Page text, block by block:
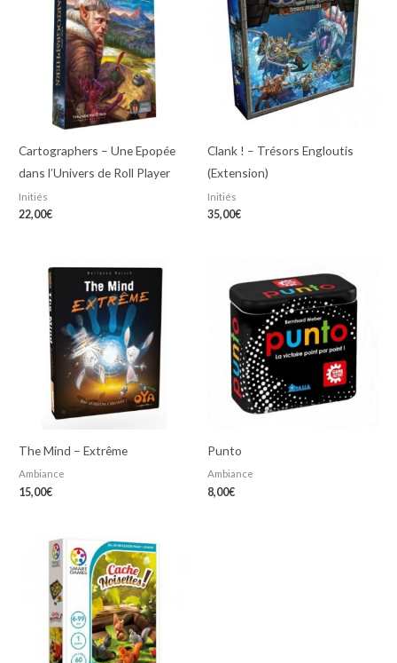
Cartographers – Une Epopée
dans l’Univers de Roll Player
Initiés
22,00€
Clank ! – Trésors Engloutis
(Extension)
Initiés
35,00€
The Mind – Extrême
Ambiance
15,00€
Punto
Ambiance
8,00€